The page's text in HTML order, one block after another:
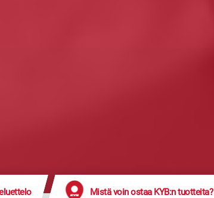
Mistä voin ostaa KYB:n tuotteita?